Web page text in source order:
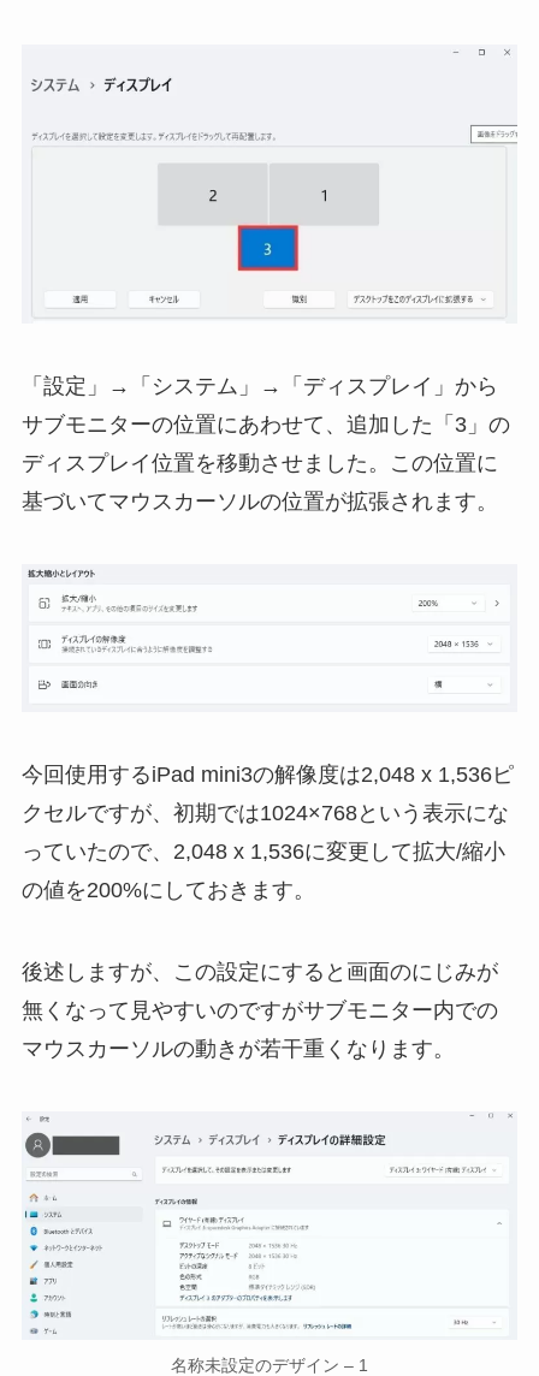
「設定」→「システム」→「ディスプレイ」から
サブモニターの位置にあわせて、追加した「3」の
ディスプレイ位置を移動させました。この位置に
基づいてマウスカーソルの位置が拡張されます。
今回使用するiPad mini3の解像度は2,048 x 1,536ピ
クセルですが、初期では1024×768という表示にな
っていたので、2,048 x 1,536に変更して拡大/縮小
の値を200%にしておきます。
後述しますが、この設定にすると画面のにじみが
無くなって見やすいのですがサブモニター内での
マウスカーソルの動きが若干重くなります。
名称未設定のデザイン – 1